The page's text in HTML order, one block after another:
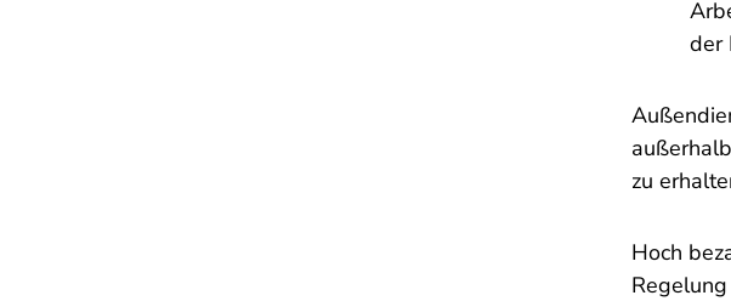
der
zu
Hoch